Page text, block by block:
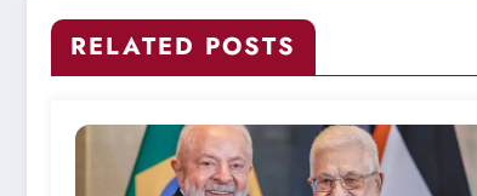
RELATED POSTS